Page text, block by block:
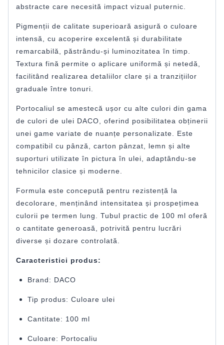
abstracte care necesită impact vizual puternic.
Pigmenții de calitate superioară asigură o culoare
intensă, cu acoperire excelentă și durabilitate
remarcabilă, păstrându-și luminozitatea în timp.
Textura fină permite o aplicare uniformă și netedă,
facilitând realizarea detaliilor clare și a tranzițiilor
graduale între tonuri.
Portocaliul se amestecă ușor cu alte culori din gama
de culori de ulei DACO, oferind posibilitatea obținerii
unei game variate de nuanțe personalizate. Este
compatibil cu pânză, carton pânzat, lemn și alte
suporturi utilizate în pictura în ulei, adaptându-se
tehnicilor clasice și moderne.
Formula este concepută pentru rezistență la
decolorare, menținând intensitatea și prospețimea
culorii pe termen lung. Tubul practic de 100 ml oferă
o cantitate generoasă, potrivită pentru lucrări
diverse și dozare controlată.
Caracteristici produs:
Brand: DACO
Tip produs: Culoare ulei
Cantitate: 100 ml
Culoare: Portocaliu